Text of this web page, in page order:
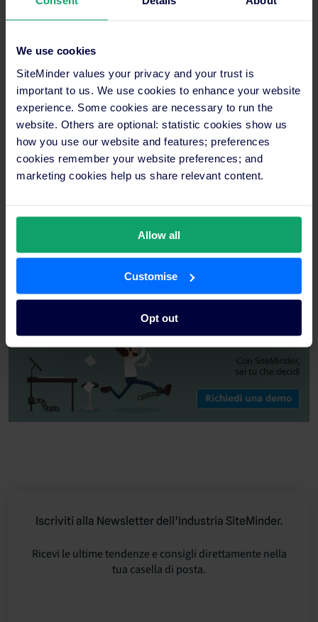
We use cookies
SiteMinder values your privacy and your trust is
important to us. We use cookies to enhance your website
experience. Some cookies are necessary to run the
website. Others are optional: statistic cookies show us
how you use our website and features; preferences
cookies remember your website preferences; and
marketing cookies help us share relevant content.
Allow all
Customise
Opt out
Prova anche tu ilChannel Manager e il booking engine
TheBookingButtondi SiteMinder.
Iscriviti alla Newsletter dell’Industria SiteMinder.
Ricevi le ultime tendenze e consigli direttamente nella
tua casella di posta.